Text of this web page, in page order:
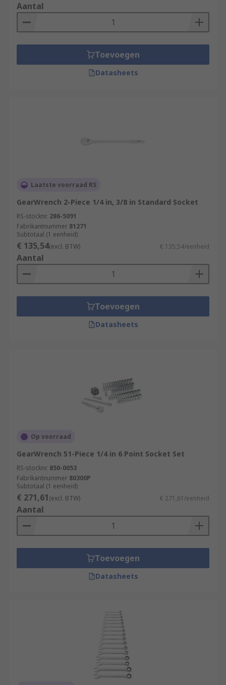
Aantal
Toevoegen
Datasheets
Laatste voorraad RS
GearWrench 2-Piece 1/4 in, 3/8 in Standard Socket
RS-stocknr. 286-5091
Fabrikantnummer 81271
Subtotaal (1 eenheid)
€ 135,54(excl. BTW) € 135,54/eenheid
Aantal
Toevoegen
Datasheets
Op voorraad
GearWrench 51-Piece 1/4 in 6 Point Socket Set
RS-stocknr. 850-0053
Fabrikantnummer 80300P
Subtotaal (1 eenheid)
€ 271,61(excl. BTW) € 271,61/eenheid
Aantal
Toevoegen
Datasheets